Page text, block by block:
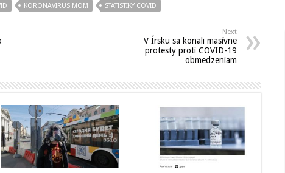
KORONAVIRUS MOM STATISTIKY COVID
Next
V Írsku sa konali masívne
protesty proti COVID-19
obmedzeniam